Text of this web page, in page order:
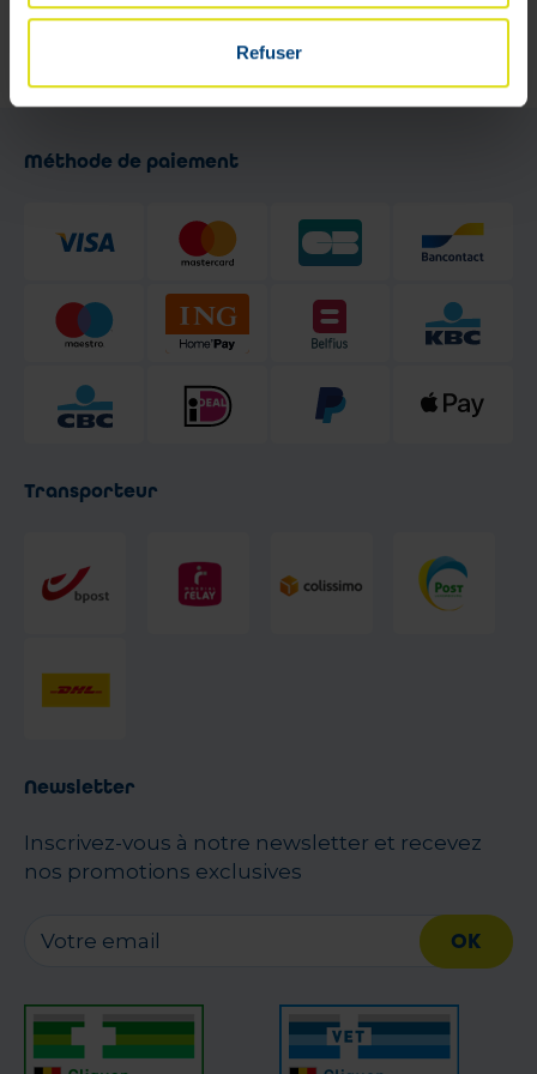
Refuser
de 9h à 13h et de 13h30 à 18h -
Le samedi de 9h à 17h
Méthode de paiement
Transporteur
Newsletter
Inscrivez-vous à notre newsletter et recevez
nos promotions exclusives
OK